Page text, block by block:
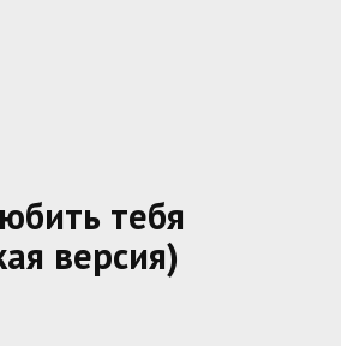
тебя
версия)